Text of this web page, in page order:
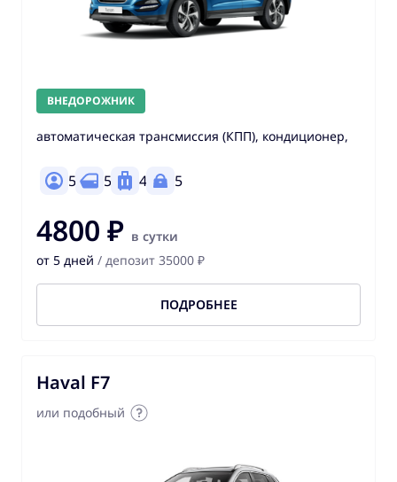
ВНЕДОРОЖНИК
автоматическая трансмиссия (КПП), кондиционер,
5 5 4 5
4800 ₽ в сутки
от 5 дней / депозит 35000 ₽
ПОДРОБНЕЕ
Haval F7
или подобный